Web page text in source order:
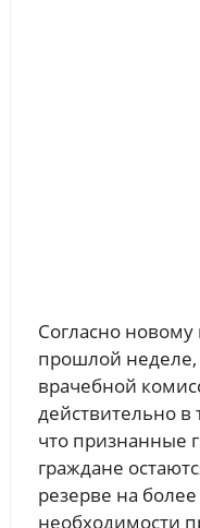
Согласно
прошлой
врачебной
действительно в
что признанные
граждане
резерве на
необходимости